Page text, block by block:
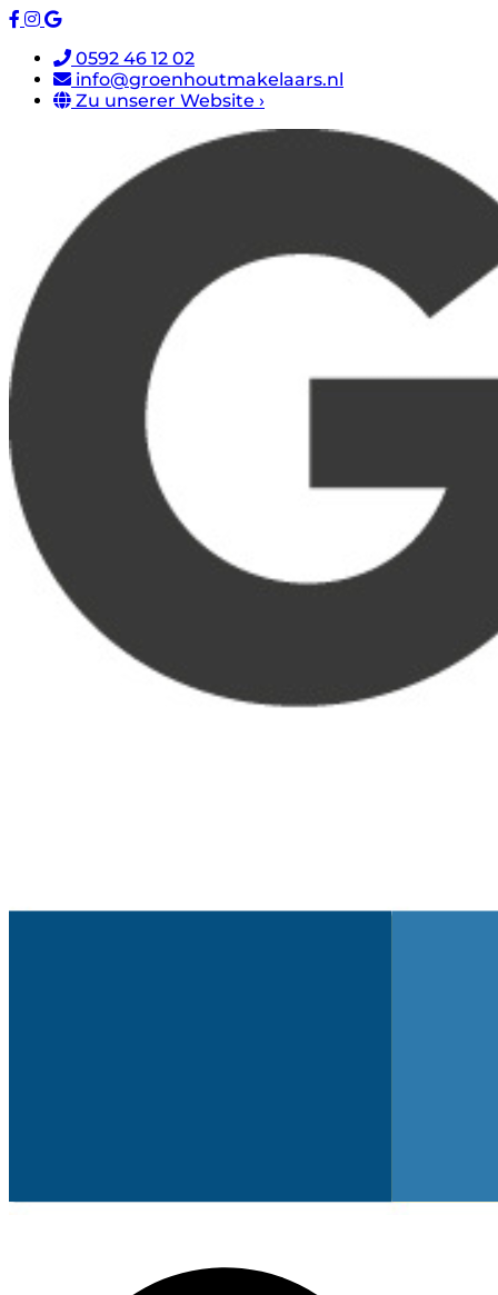
0592 46 12 02
info@groenhoutmakelaars.nl
Zu unserer Website ›